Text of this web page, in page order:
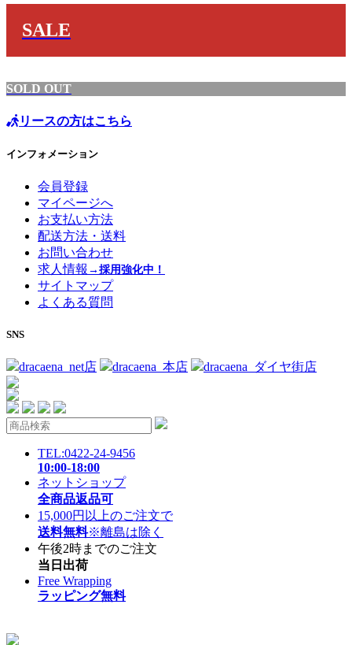
SALE
SOLD OUT
リースの方はこちら
インフォメーション
会員登録
マイページへ
お支払い方法
配送方法・送料
お問い合わせ
求人情報 →採用強化中！
サイトマップ
よくある質問
SNS
dracaena_net店 dracaena_本店 dracaena_ダイヤ街店
TEL:0422-24-9456
10:00-18:00
ネットショップ
全商品返品可
15,000円以上のご注文で
送料無料※離島は除く
午後2時までのご注文
当日出荷
Free Wrapping
ラッピング無料